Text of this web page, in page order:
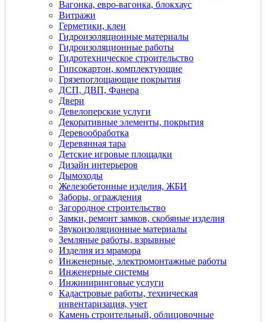
Вагонка, евро-вагонка, блокхаус
Витражи
Герметики, клеи
Гидроизоляционные материалы
Гидроизоляционные работы
Гидротехническое строительство
Гипсокартон, комплектующие
Грязепоглощающие покрытия
ДСП, ДВП, Фанера
Двери
Девелоперские услуги
Декоративные элементы, покрытия
Деревообработка
Деревянная тара
Детские игровые площадки
Дизайн интерьеров
Дымоходы
Железобетонные изделия, ЖБИ
Заборы, ограждения
Загородное строительство
Замки, ремонт замков, скобяные изделия
Звукоизоляционные материалы
Земляные работы, взрывные
Изделия из мрамора
Инженерные, электромонтажные работы
Инженерные системы
Инжиниринговые услуги
Кадастровые работы, техническая
инвентаризация, учет
Камень строительный, облицовочные